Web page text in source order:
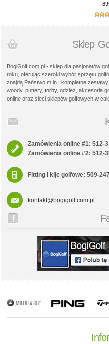
Sklep
BogiGolf.com.pl - sklep dla pasjonatów
roku, oferując szeroki wybór sprzętu
znajdą Państwo m.in.: kompletne zestawy
woody, puttery, torby, odzież, akcesoria
online oraz sieci sklepów golfowych w
Zamówienia online #1: 512-
Zamówienia online #2: 512-
Fitting i kije golfowe: 509-
kontakt@bogigolf.com.pl